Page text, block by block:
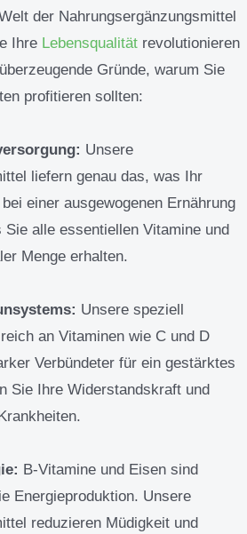
der Nahrungsergänzungsmittel
Ihre Lebensqualität revolutionieren
Gründe, warum Sie
profitieren sollten:
Unsere
liefern genau das, was Ihr
einer ausgewogenen Ernährung
alle essentiellen Vitamine und
Menge erhalten.
Unsere speziell
an Vitaminen wie C und D
Verbündeter für ein gestärktes
Sie Ihre Widerstandskraft und
B-Vitamine und Eisen sind
Energieproduktion. Unsere
reduzieren Müdigkeit und